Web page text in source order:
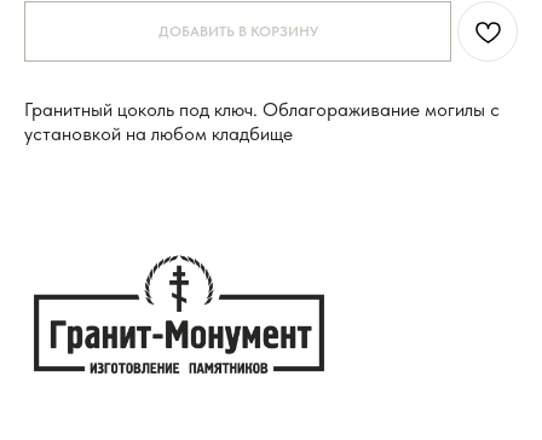
ДОБАВИТЬ В КОРЗИНУ
Гранитный цоколь под ключ. Облагораживание могилы с
установкой на любом кладбище
8 (495) 003-42-92